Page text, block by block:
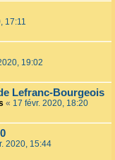
17:11
19:02
Lefranc-Bourgeois
« 17 févr. 2020, 18:20
2020, 15:44